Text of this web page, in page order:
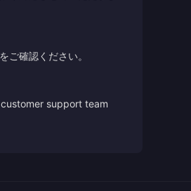
ご確認ください。
support team